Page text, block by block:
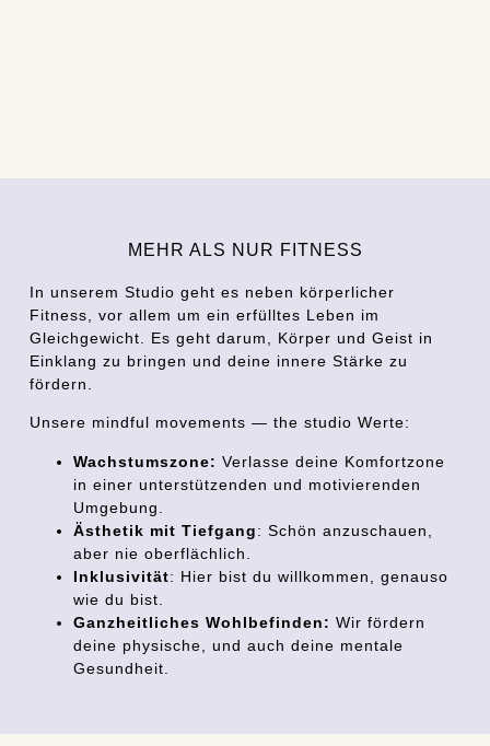
MEHR ALS NUR FITNESS
In unserem Studio geht es neben körperlicher
Fitness, vor allem um ein erfülltes Leben im
Gleichgewicht. Es geht darum, Körper und Geist in
Einklang zu bringen und deine innere Stärke zu
fördern.
Unsere mindful movements — the studio Werte:
Wachstumszone: Verlasse deine Komfortzone
in einer unterstützenden und motivierenden
Umgebung.
Ästhetik mit Tiefgang: Schön anzuschauen,
aber nie oberflächlich.
Inklusivität: Hier bist du willkommen, genauso
wie du bist.
Ganzheitliches Wohlbefinden: Wir fördern
deine physische, und auch deine mentale
Gesundheit.